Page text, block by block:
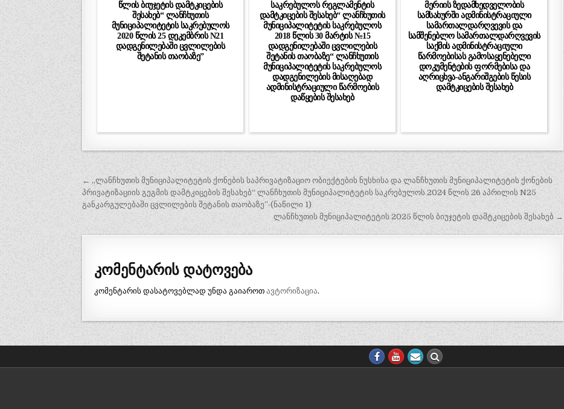
წლის ბიუჯეტის დამტკიცების
შესახებ“ ლანჩხუთის
მუნიციპალიტეტის საკრებულოს
2020 წლის 25 დეკემბრის N21
დადგენილებაში ცვლილების
შეტანის თაობაზე”
საკრებულოს რეგლამენტის
დამტკიცების შესახებ“ ლანჩხუთის
მუნიციპალიტეტის საკრებულოს
2018 წლის 30 მარტის №15
დადგენილებაში ცვლილების
შეტანის თაობაზე“ ლანჩხუთის
მუნიციპალიტეტის საკრებულოს
დადგენილების მისაღებად
ადმინისტრაციული წარმოების
დაწყების შესახებ
მერიის ზედამხედველობის
სამსახურში ადმინისტრაციული
სამართალდარღვევის და
სამშენებლო სამართალდარღვევის
საქმის ადმინისტრაციული
წარმოებისას გამოსაყენებელი
დოკუმენტების ფორმებისა და
აღრიცხვა-ანგარიშგების წესის
დამტკიცების შესახებ
პოსტის
ნავიგაცია
← „ლანჩხუთის მუნიციპალიტეტის ქონების საპრივატიზაციო ობიექტების ნუსხისა და ლანჩხუთის მუნიციპალიტეტის ქონების
პრივატიზაციის გეგმის დამტკიცების შესახებ“ ლანჩხუთის მუნიციპალიტეტის საკრებულოს 2024 წლის 26 აპრილის N25
განკარგულებაში ცვლილების შეტანის თაობაზე”-(ნაწილი 1)
ლანჩხუთის მუნიციპალიტეტის 2025 წლის ბიუჯეტის დამტკიცების შესახებ →
კომენტარის დატოვება
კომენტარის დასატოვებლად უნდა გაიაროთავტორიზაცია.